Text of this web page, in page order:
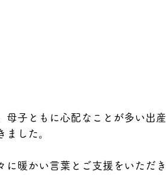
母子ともに心配なことが多い出産
した。
暖かい言葉とご支援をいただき